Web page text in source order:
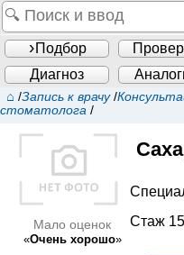
Подбор
Диагноз
⌂ /Запись к врачу/
стоматолога /
Мало оценок
«Очень хорошо»
Стаж